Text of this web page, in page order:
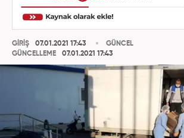
GİRİŞ
07.01.2021 17:43
GÜNCELLEME
07.01.2021 17:43
GÜNCEL